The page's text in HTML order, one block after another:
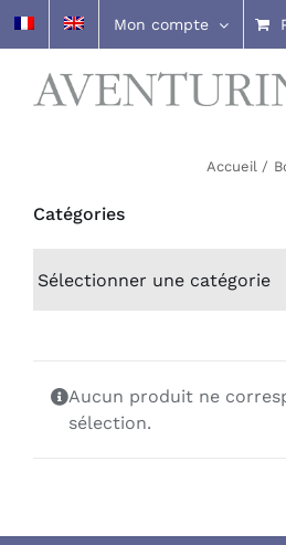
Passer
au
contenu
Mon compte
Accueil
Aucun produit ne
sélection.
Catégories